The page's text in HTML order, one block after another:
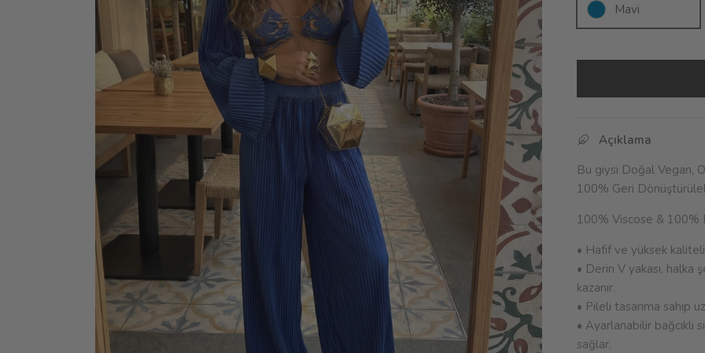
Mavi
Açıklama
Bu giysi Doğal Vegan,
100% Geri
100% Viscose & 100%
• Hafif ve yüksek
• Derin V yakası, halka
kazanır.
• Pileli tasarıma sahip
• Ayarlanabilir bağcıklı
sağlar.